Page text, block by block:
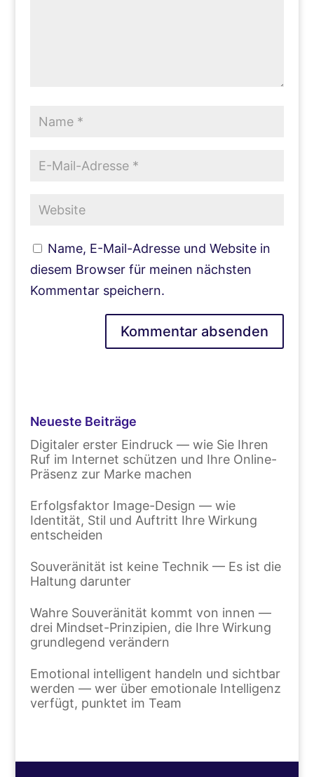
Name, E-Mail-Adresse und Website in
diesem Browser für meinen nächsten
Kommentar speichern.
Neueste Beiträge
Digitaler erster Eindruck — wie Sie Ihren
Ruf im Internet schützen und Ihre Online-
Präsenz zur Marke machen
Erfolgsfaktor Image-Design — wie
Identität, Stil und Auftritt Ihre Wirkung
entscheiden
Souveränität ist keine Technik — Es ist die
Haltung darunter
Wahre Souveränität kommt von innen —
drei Mindset-Prinzipien, die Ihre Wirkung
grundlegend verändern
Emotional intelligent handeln und sichtbar
werden — wer über emotionale Intelligenz
verfügt, punktet im Team